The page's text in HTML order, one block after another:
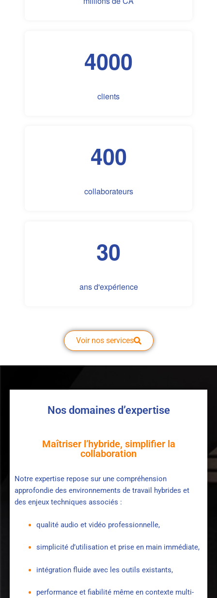
4000
clients
400
collaborateurs
30
ans d'expérience
Voir nos services
Nos domaines d’expertise
Maîtriser l’hybride, simplifier la
collaboration
Notre expertise repose sur une compréhension
approfondie des environnements de travail hybrides et
des enjeux techniques associés :
qualité audio et vidéo professionnelle,
simplicité d’utilisation et prise en main immédiate,
intégration fluide avec les outils existants,
performance et fiabilité même en contexte multi-